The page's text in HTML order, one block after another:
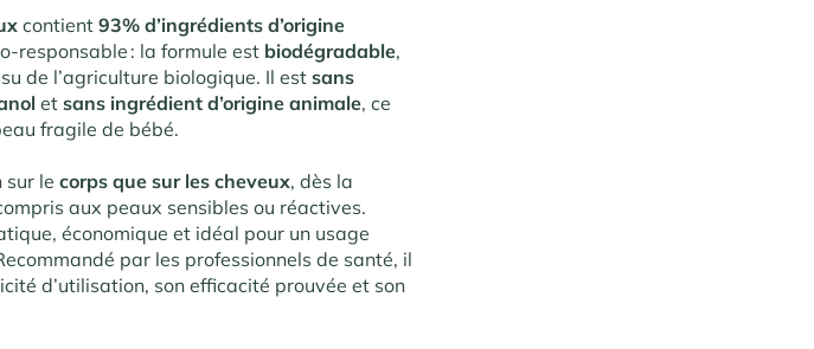
contient93% d’ingrédients d’origine
responsable : la formule est biodégradable,
de l’agriculture biologique. Il estsans
etsans ingrédient d’origine animale, ce
fragile de bébé.
sur lecorps que sur les cheveux, dès la
aux peaux sensibles ou réactives.
économique et idéal pour un usage
par les professionnels de santé, il
d’utilisation, son efficacité prouvée et son